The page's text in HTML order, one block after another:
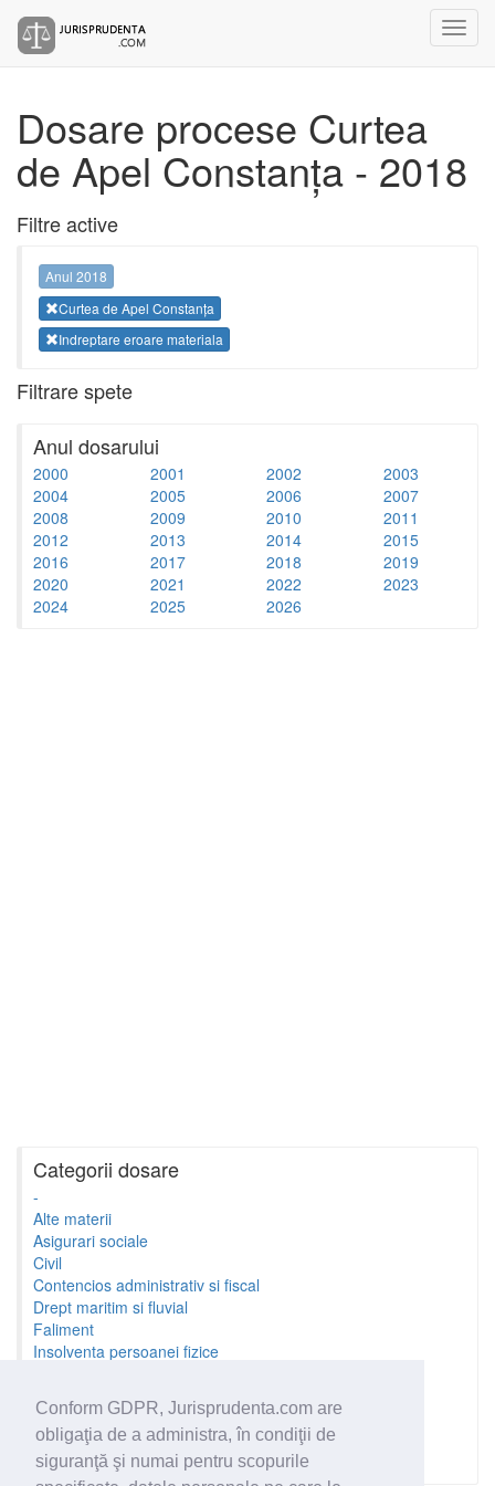
Conform GDPR, Jurisprudenta.com are
obligaţia de a administra, în condiţii de
siguranţă şi numai pentru scopurile
Dosare procese Curtea
de Apel Constanța - 2018
Filtre active
Anul 2018
Curtea de Apel Constanța
Indreptare eroare materiala
Filtrare spete
Anul dosarului
2000 2001 2002
2003
2004
2005 2006
2007
2008
2009 2010
2011
2012
2013 2014
2015
2016
2017 2018
2019
2020
2021 2022
2023
2024
2025 2026
Categorii dosare
-
Alte materii
Asigurari sociale
Civil
Contencios administrativ si fiscal
Drept maritim si fluvial
Faliment
Insolventa persoanei fizice
Minori si familie
Penal
Proprietate Intelectuala